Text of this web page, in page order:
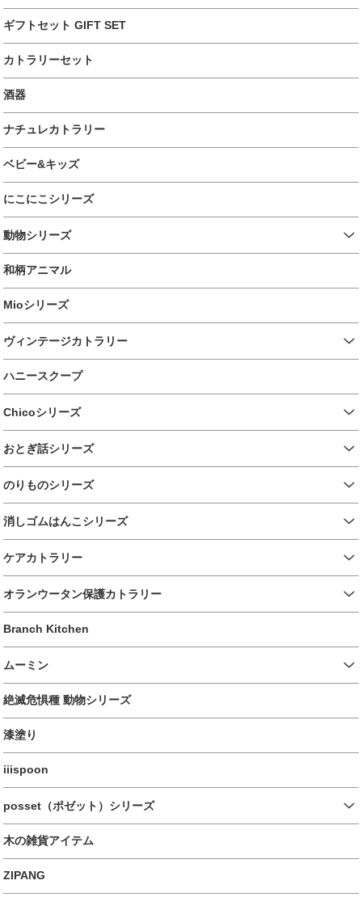
ギフトセット GIFT SET
カトラリーセット
酒器
ナチュレカトラリー
ベビー&キッズ
にこにこシリーズ
動物シリーズ
和柄アニマル
Mioシリーズ
ヴィンテージカトラリー
ハニースクープ
Chicoシリーズ
おとぎ話シリーズ
のりものシリーズ
消しゴムはんこシリーズ
ケアカトラリー
オランウータン保護カトラリー
Branch Kitchen
ムーミン
絶滅危惧種 動物シリーズ
漆塗り
iiispoon
posset（ポゼット）シリーズ
木の雑貨アイテム
ZIPANG